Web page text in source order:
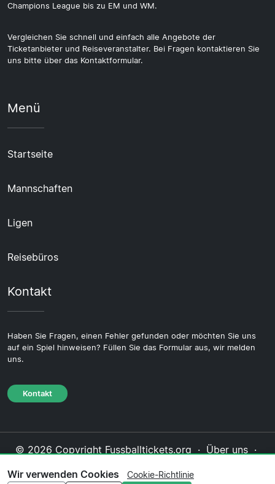
Champions League bis zu EM und WM.
Vergleichen Sie schnell und einfach alle Angebote der
Ticketanbieter und Reiseveranstalter. Bei Fragen kontaktieren Sie
uns bitte über das Kontaktformular.
Menü
Startseite
Mannschaften
Ligen
Reisebüros
Kontakt
Haben Sie Fragen, einen Fehler gefunden oder möchten Sie uns
auf ein Spiel hinweisen? Füllen Sie das Formular aus, wir melden
uns.
Kontakt
© 2026 Copyright Fussballtickets.org · Über uns ·
Cookie-Richtlinie·Redaktionelle Richtlinie
Wir verwenden Cookies Cookie-Richtlinie